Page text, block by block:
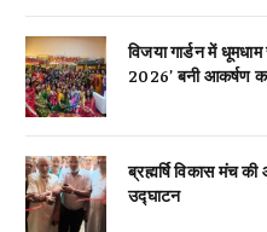
विजया गार्डन में
2026’ बनी आकर्षण
ब्रह्मर्षि विकास मंच
उद्घाटन